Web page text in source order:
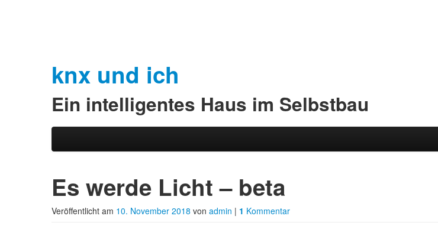
knx und ich
Ein intelligentes Haus im Selbstbau
Hauptmenü
Es werde Licht – beta
Veröffentlicht am 10. November 2018 von admin | 1 Kommentar